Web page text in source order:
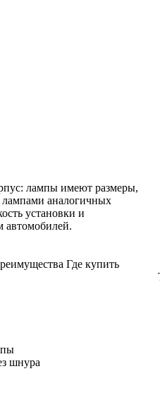
лампы имеют размеры,
аналогичных
установки и
автомобилей.
Где купить
шнура